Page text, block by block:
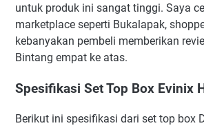
untuk produk ini sangat tinggi. Saya
marketplace seperti Bukalapak,
kebanyakan pembeli memberikan
Bintang empat ke atas.
Spesifikasi Set Top Box Evinix
Berikut ini spesifikasi dari set top box